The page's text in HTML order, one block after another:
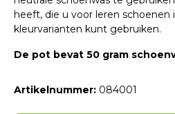
heeft, die u voor leren schoenen
kleurvarianten kunt gebruiken.
De pot bevat 50 gram
Artikelnummer: 084001